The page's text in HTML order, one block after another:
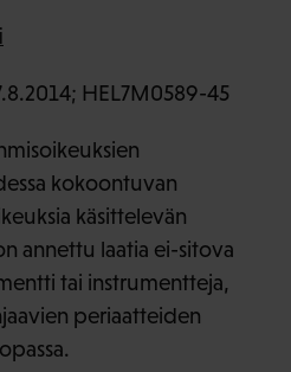
HEL7M0589-45
kokoontuvan
käsittelevän
annettu laatia ei-sitova
tai instrumentteja,
periaatteiden